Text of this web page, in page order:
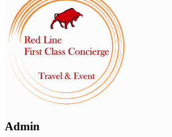
Admin